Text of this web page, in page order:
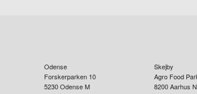
Odense
Forskerparken 10
5230 Odense M
Skejby
Agro Food
8200Aarhus N